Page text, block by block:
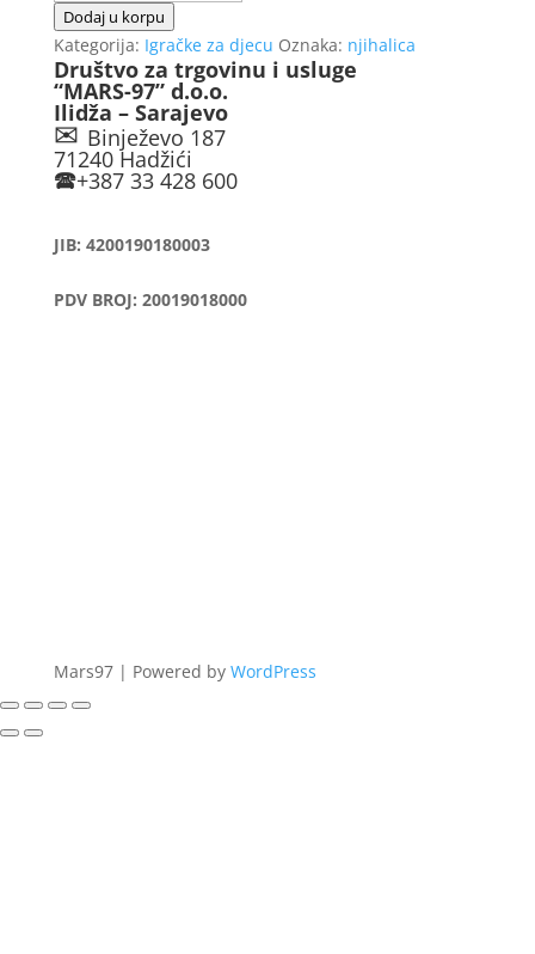
njihalica
sa
točkićima
količina
Dodaj u korpu
Kategorija: Igračke za djecu Oznaka: njihalica
Društvo za trgovinu i usluge
“MARS-97” d.o.o.
Ilidža – Sarajevo
✉Binježevo 187
71240 Hadžići
🕿+387 33 428 600
JIB: 4200190180003
PDV BROJ: 20019018000
Mars97 | Powered by WordPress